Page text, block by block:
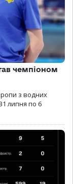
чемпіоном
з водних
липня по 6